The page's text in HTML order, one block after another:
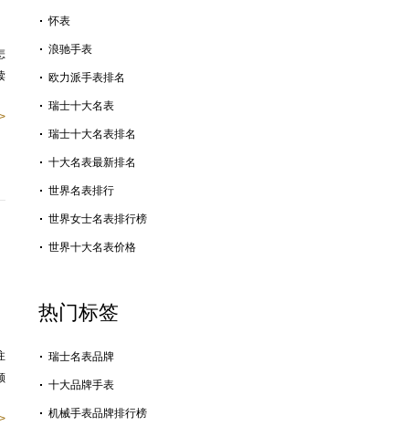
怀表
浪驰手表
欧力派手表排名
瑞士十大名表
瑞士十大名表排名
十大名表最新排名
世界名表排行
世界女士名表排行榜
世界十大名表价格
热门标签
瑞士名表品牌
十大品牌手表
机械手表品牌排行榜